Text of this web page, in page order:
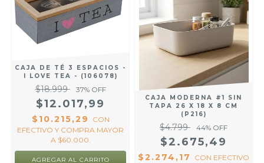
CAJA DE TÉ 3 ESPACIOS -
I LOVE TEA - (106078)
$18.999 37% OFF
$12.017,99
$10.215,29
CON
EFECTIVO Y COMPRA MAYOR
A $60.000.
CAJA MODERNA #1 SIN
TAPA 26 X 18 X 8 CM
(P216)
$4.799 44% OFF
$2.675,49
$2.274,17 CON EFECTIVO